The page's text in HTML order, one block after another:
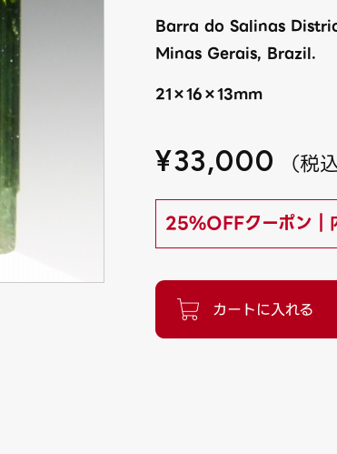
Barra do Salinas
Minas Gerais, Brazil.
21×16×13mm
¥33,000 （税
25%OFFクーポン｜